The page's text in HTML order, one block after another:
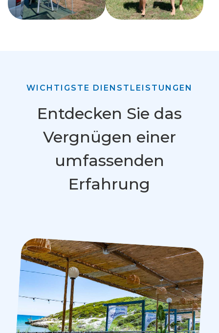
WICHTIGSTE DIENSTLEISTUNGEN
Entdecken Sie das
Vergnügen einer
umfassenden
Erfahrung